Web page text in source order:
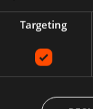
Targeting